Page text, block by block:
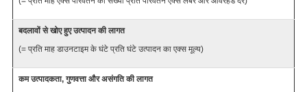
बदलावों से खोए हुए उत्पादन की लागत
(= प्रति माह डाउनटाइम के घंटे प्रति घंटे उत्पादन का एक्स मूल्य)
कम उत्पादकता, गुणवत्ता और असंगति की लागत